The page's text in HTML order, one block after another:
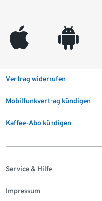
appleinc android
Vertrag widerrufen
Mobilfunkvertrag kündigen
Kaffee-Abo kündigen
Service & Hilfe
Impressum